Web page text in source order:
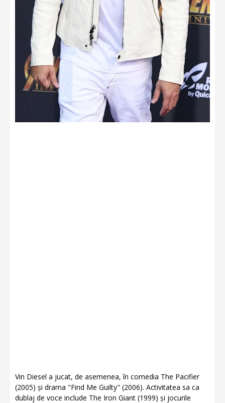
Vin Diesel a jucat, de asemenea, în comedia The Pacifier
(2005) și drama "Find Me Guilty" (2006). Activitatea sa ca
dublaj de voce include The Iron Giant (1999) și jocurile